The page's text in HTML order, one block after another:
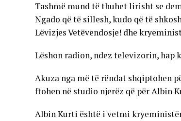
Tashmë mund të thuhet lirisht se
Ngado që të sillesh, kudo që të
Lëvizjes Vetëvendosje! dhe
Lëshon radion, ndez televizorin,
Akuza nga më të rëndat shqiptohen
ftohen në studio njerëz që për Albin
Albin Kurti është i vetmi